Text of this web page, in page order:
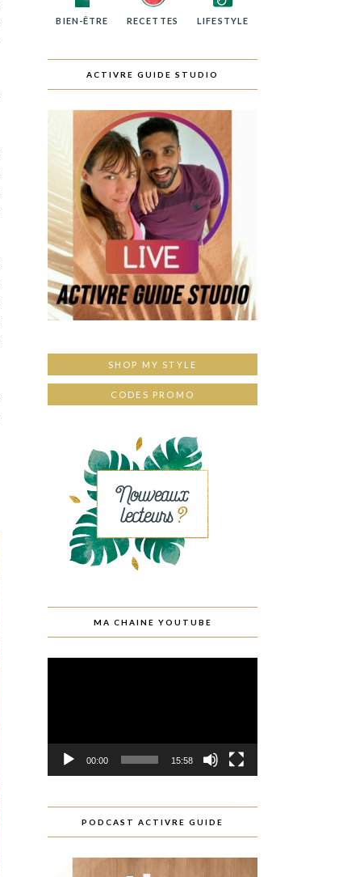
BIEN-ÊTRE RECETTES LIFESTYLE
ACTIVRE GUIDE STUDIO
SHOP MY STYLE
CODES PROMO
MA CHAINE YOUTUBE
00:00 15:58
PODCAST ACTIVRE GUIDE